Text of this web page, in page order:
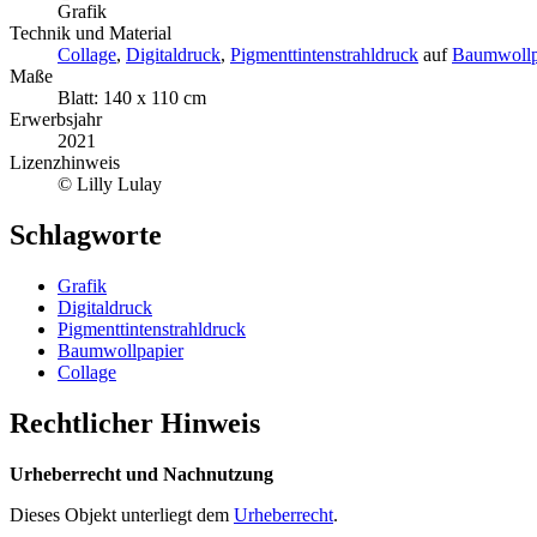
Grafik
Technik und Material
Collage, Digitaldruck, Pigmenttintenstrahldruck auf
Maße
Blatt: 140 x 110 cm
Erwerbsjahr
2021
Lizenzhinweis
© Lilly Lulay
Schlagworte
Grafik
Digitaldruck
Pigmenttintenstrahldruck
Baumwollpapier
Collage
Rechtlicher Hinweis
Urheberrecht und Nachnutzung
Dieses Objekt unterliegt dem Urheberrecht.